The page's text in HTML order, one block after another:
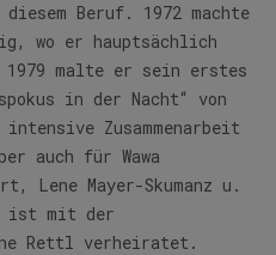
Beruf. 1972 machte
wo er hauptsächlich
malte er sein erstes
in der Nacht“ von
Zusammenarbeit
auch für Wawa
Lene Mayer-Skumanz u.
ist mit der
Rettl verheiratet.